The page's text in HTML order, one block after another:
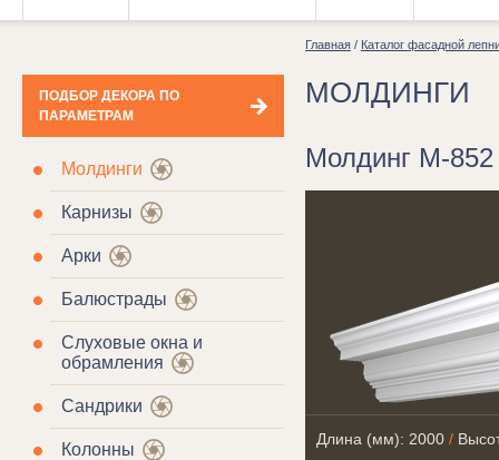
ПОДБОР ДЕКОРА ПО
ПАРАМЕТРАМ
Молдинги
Карнизы
Арки
Балюстрады
Слуховые окна и
обрамления
Сандрики
Колонны
Главная/ Каталог фасадной
МОЛДИНГИ
Молдинг М-
Длина (мм): 2000/